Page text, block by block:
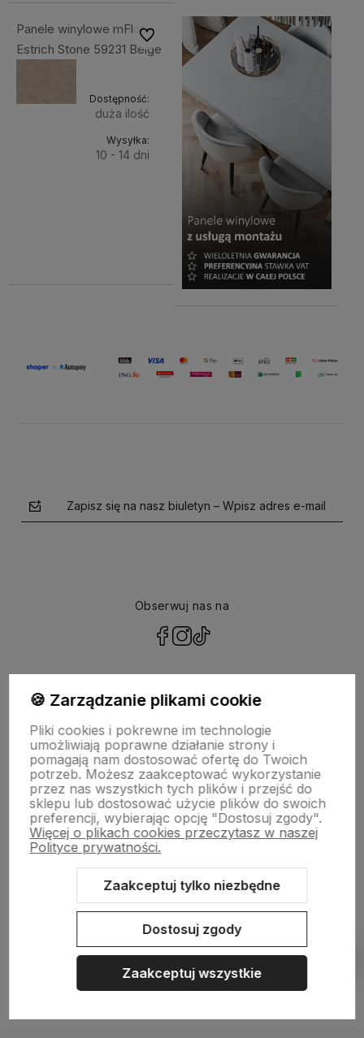
Panele winylowe mFlor
Estrich Stone 59231 Beige
Dostępność:
duża ilość
Wysyłka:
10 - 14 dni
koszyka
Do ulubionych
Zapisz się na nasz biuletyn – Wpisz adres e-mail
Obserwuj nas na
NASZA SELEKCJA
POMOC
KONTO
Sklep internetowy Shoper.pl Szablon Shoper Modern 3.0™
GrowCommerce
🍪 Zarządzanie plikami cookie
Pliki cookies i pokrewne im technologie
umożliwiają poprawne działanie strony i
pomagają nam dostosować ofertę do Twoich
potrzeb. Możesz zaakceptować wykorzystanie
przez nas wszystkich tych plików i przejść do
sklepu lub dostosować użycie plików do swoich
preferencji, wybierając opcję "Dostosuj zgody".
Więcej o plikach cookies przeczytasz w naszej
Polityce prywatności.
Zaakceptuj tylko niezbędne
Dostosuj zgody
Zaakceptuj wszystkie